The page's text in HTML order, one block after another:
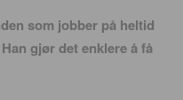
som jobber på heltid
gjør det enklere å få